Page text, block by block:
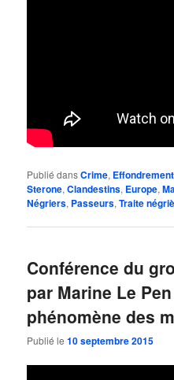
Publié dansCrime, Effondrement
Sterone,Clandestins, Europe,
Négriers, Passeurs,Traite
Conférence du
par Marine Le
phénomène des
Publié le10 septembre 2015